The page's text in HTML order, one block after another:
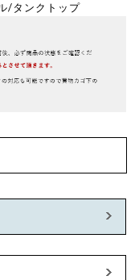
/タンクトップ